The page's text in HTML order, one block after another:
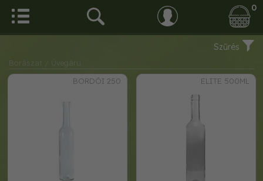
0
Szűrés
Borászat
/ Üvegáru
BORDÓI 250
ELITE 500ML